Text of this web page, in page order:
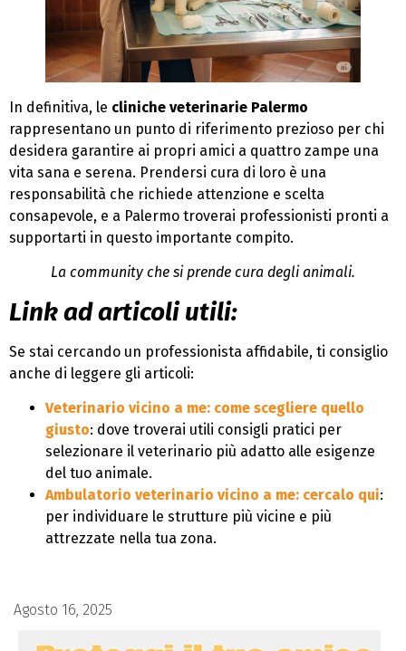
In definitiva, le cliniche veterinarie Palermo
rappresentano un punto di riferimento prezioso per chi
desidera garantire ai propri amici a quattro zampe una
vita sana e serena. Prendersi cura di loro è una
responsabilità che richiede attenzione e scelta
consapevole, e a Palermo troverai professionisti pronti a
supportarti in questo importante compito.
La community che si prende cura degli animali.
Link ad articoli utili:
Se stai cercando un professionista affidabile, ti consiglio
anche di leggere gli articoli:
Veterinario vicino a me: come scegliere quello
giusto: dove troverai utili consigli pratici per
selezionare il veterinario più adatto alle esigenze
del tuo animale.
Ambulatorio veterinario vicino a me: cercalo qui:
per individuare le strutture più vicine e più
attrezzate nella tua zona.
Agosto 16, 2025